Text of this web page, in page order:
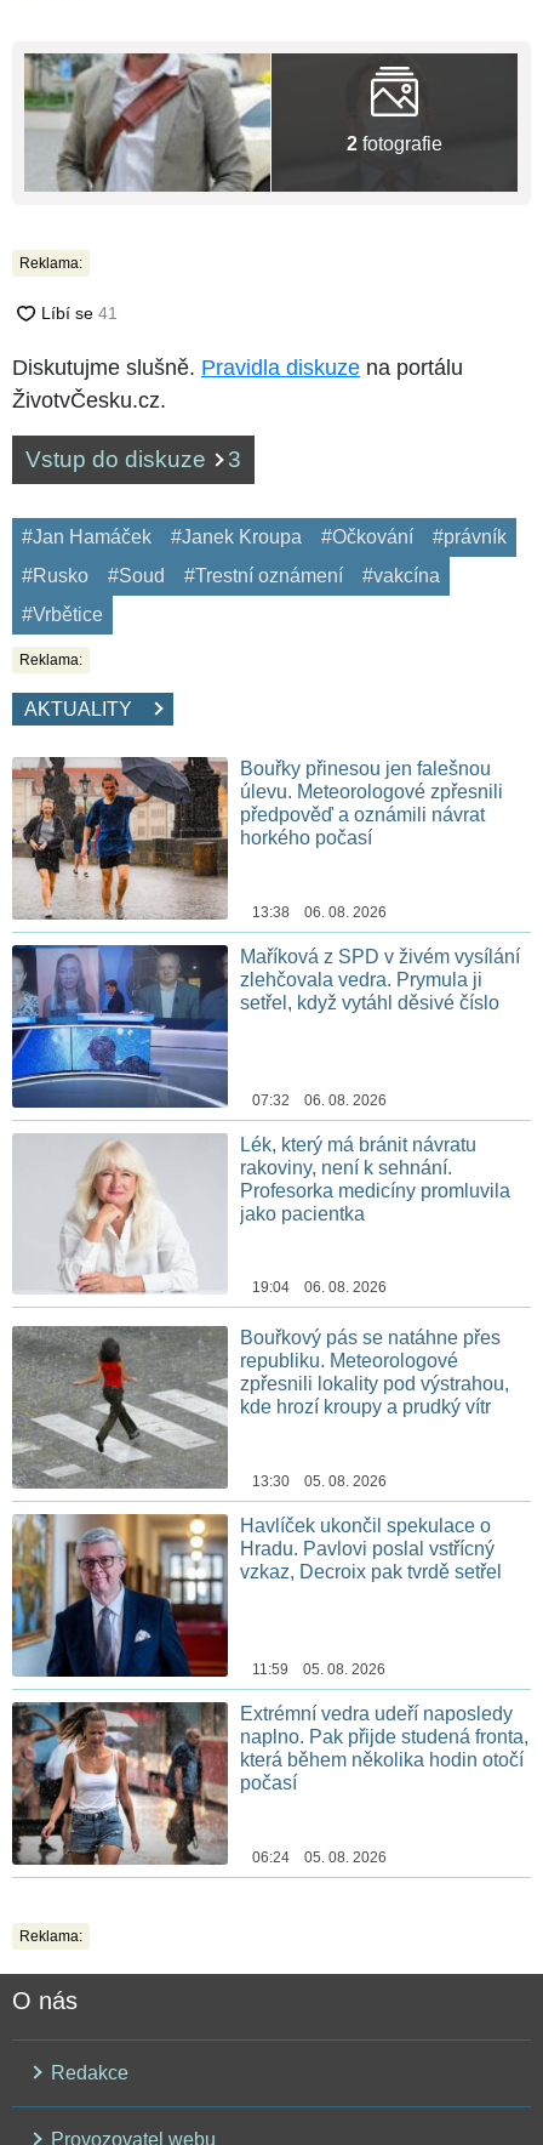
2 fotografie
Reklama:
Diskutujme slušně. Pravidla diskuze na portálu
ŽivotvČesku.cz.
Vstup do diskuze 3
#Jan Hamáček #Janek Kroupa #Očkování
#právník
#Rusko
#Soud #Trestní oznámení
#vakcína
#Vrbětice
Reklama:
AKTUALITY
Bouřky přinesou jen falešnou
úlevu. Meteorologové zpřesnili
předpověď a oznámili návrat
horkého počasí
13:38 06. 08. 2026
Maříková z SPD v živém vysílání
zlehčovala vedra. Prymula ji
setřel, když vytáhl děsivé číslo
07:32 06. 08. 2026
Lék, který má bránit návratu
rakoviny, není k sehnání.
Profesorka medicíny promluvila
jako pacientka
19:04 06. 08. 2026
Bouřkový pás se natáhne přes
republiku. Meteorologové
zpřesnili lokality pod výstrahou,
kde hrozí kroupy a prudký vítr
13:30 05. 08. 2026
Havlíček ukončil spekulace o
Hradu. Pavlovi poslal vstřícný
vzkaz, Decroix pak tvrdě setřel
11:59 05. 08. 2026
Extrémní vedra udeří naposledy
naplno. Pak přijde studená fronta,
která během několika hodin otočí
počasí
06:24 05. 08. 2026
Reklama:
O nás
Redakce
Provozovatel webu